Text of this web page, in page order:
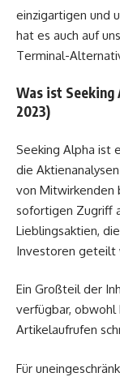
einzigartigen und
hat es auch auf
Terminal-
Was ist Seeking
2023)
Seeking Alpha ist
die
von Mitwirkenden
sofortigen Zugriff
Lieblingsaktien,
Investoren geteilt
Ein Großteil der
verfügbar, obwohl
Artikelaufrufen
Für